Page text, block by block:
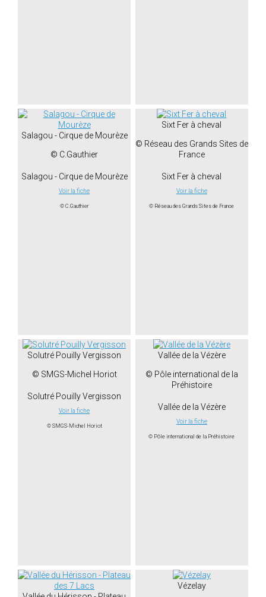
Salagou - Cirque de Mourèze
© C.Gauthier
Salagou - Cirque de Mourèze
Voir la fiche
© C.Gauthier
Sixt Fer à cheval
© Réseau des Grands Sites de
France
Sixt Fer à cheval
Voir la fiche
© Réseau des Grands Sites de France
Solutré Pouilly Vergisson
© SMGS-Michel Horiot
Solutré Pouilly Vergisson
Voir la fiche
© SMGS-Michel Horiot
Vallée de la Vézère
© Pôle international de la
Préhistoire
Vallée de la Vézère
Voir la fiche
© Pôle international de la Préhistoire
Vézelay